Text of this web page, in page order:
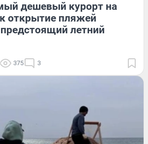
дешевый курорт на
открытие пляжей
летний
375 3